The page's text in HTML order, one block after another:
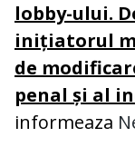
lobby-ului.
inițiatorul
de
penal și al
informeaza